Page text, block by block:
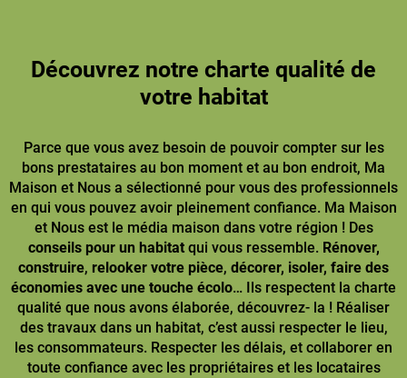
Découvrez notre charte qualité de
votre habitat
Parce que vous avez besoin de pouvoir compter sur les
bons prestataires au bon moment et au bon endroit, Ma
Maison et Nous a sélectionné pour vous des professionnels
en qui vous pouvez avoir pleinement confiance. Ma Maison
et Nous est le média maison dans votre région ! Des
conseils pour un habitatqui vous ressemble. Rénover,
construire, relooker votre pièce, décorer, isoler, faire des
économies avec une touche écolo… Ils respectent la charte
qualité que nous avons élaborée, découvrez- la ! Réaliser
des travaux dans un habitat, c’est aussi respecter le lieu,
les consommateurs. Respecter les délais, et collaborer en
toute confiance avec les propriétaires et les locataires